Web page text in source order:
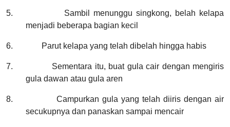
5.
Sambil menunggu singkong, belah kelapa
menjadi beberapa bagian kecil
6. Parut kelapa yang telah dibelah hingga habis
7.
Sementara itu, buat gula cair dengan mengiris
gula dawan atau gula aren
8.
Campurkan gula yang telah diiris dengan air
secukupnya dan panaskan sampai mencair